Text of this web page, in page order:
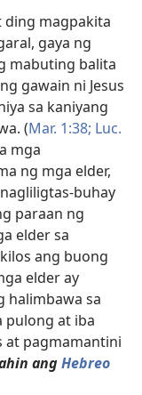
ding magpakita
gaya ng
mabuting balita
gawain ni Jesus
sa kaniyang
(Mar. 1:38; Luc.
mga
ng mga elder,
buhay
paraan ng
elder sa
ang buong
elder ay
halimbawa sa
pulong at iba
at pagmamantini
angHebreo